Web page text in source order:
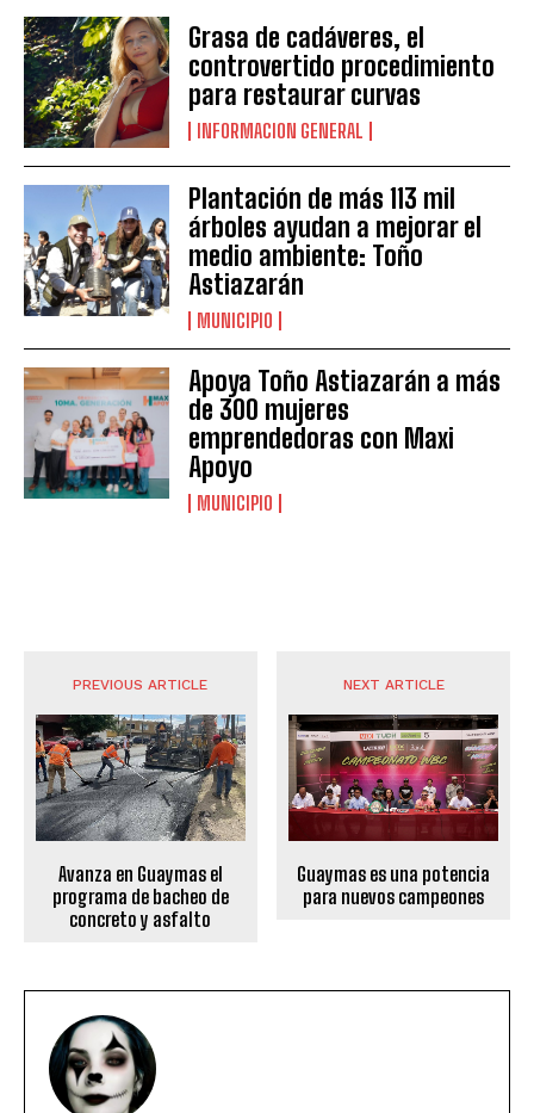
Grasa de cadáveres, el
controvertido procedimiento
para restaurar curvas
INFORMACION GENERAL
Plantación de más 113 mil
árboles ayudan a mejorar el
medio ambiente: Toño
Astiazarán
MUNICIPIO
Apoya Toño Astiazarán a más
de 300 mujeres
emprendedoras con Maxi
Apoyo
MUNICIPIO
PREVIOUS ARTICLE
Avanza en Guaymas el
programa de bacheo de
concreto y asfalto
NEXT ARTICLE
Guaymas es una potencia
para nuevos campeones